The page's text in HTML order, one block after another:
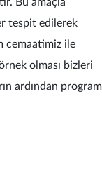
tespit edilerek
cemaatimiz ile
olması bizleri
ardından program